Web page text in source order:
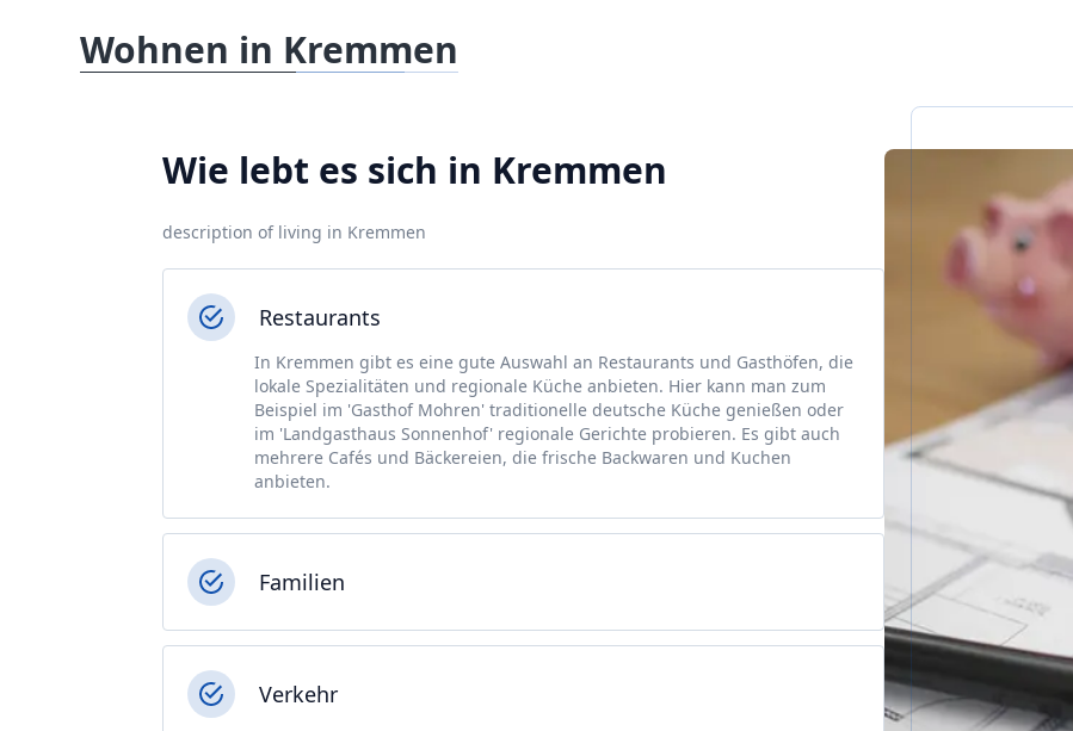
Wohnen in Kremmen
Wie lebt es sich in Kremmen
description of living in Kremmen
Restaurants
In Kremmen gibt es eine gute Auswahl an Restaurants und Gasthöfen, die
lokale Spezialitäten und regionale Küche anbieten. Hier kann man zum
Beispiel im 'Gasthof Mohren' traditionelle deutsche Küche genießen oder
im 'Landgasthaus Sonnenhof' regionale Gerichte probieren. Es gibt auch
mehrere Cafés und Bäckereien, die frische Backwaren und Kuchen
anbieten.
Familien
Verkehr